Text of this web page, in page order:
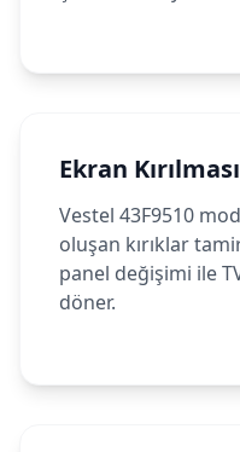
Ekran
Vestel 43F9510
oluşan kırıklar
panel değişimi ile
döner.